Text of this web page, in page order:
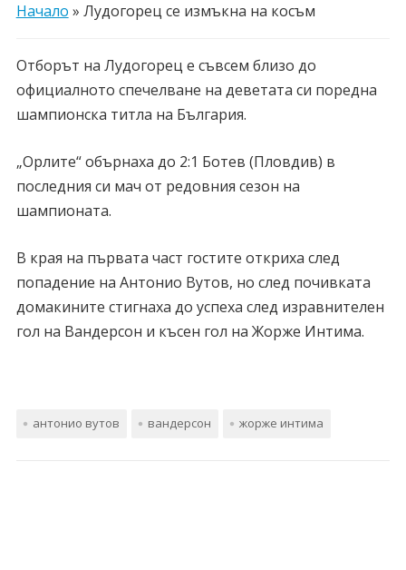
Начало » Лудогорец се измъкна на косъм
Отборът на Лудогорец е съвсем близо до
официалното спечелване на деветата си поредна
шампионска титла на България.
„Орлите“ обърнаха до 2:1 Ботев (Пловдив) в
последния си мач от редовния сезон на
шампионата.
В края на първата част гостите откриха след
попадение на Антонио Вутов, но след почивката
домакините стигнаха до успеха след изравнителен
гол на Вандерсон и късен гол на Жорже Интима.
антонио вутов вандерсон жорже интима